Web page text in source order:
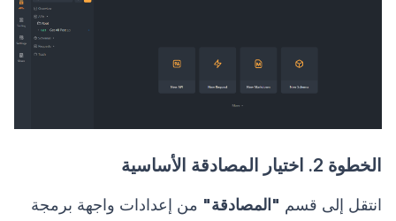
الخطوة 2. اختيار المصادقة الأساسية
انتقل إلى قسم "المصادقة" من إعدادات واجهة برمجة